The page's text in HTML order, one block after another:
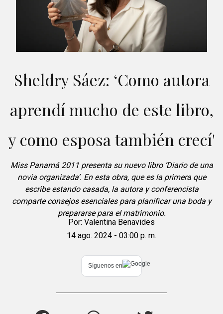
Sheldry Sáez: ‘Como autora
aprendí mucho de este libro,
y como esposa también crecí'
Miss Panamá 2011 presenta su nuevo libro ‘Diario de una
novia organizada’. En esta obra, que es la primera que
escribe estando casada, la autora y conferencista
comparte consejos esenciales para planificar una boda y
prepararse para el matrimonio.
Por: Valentina Benavides
14 ago. 2024 - 03:00 p. m.
Síguenos en